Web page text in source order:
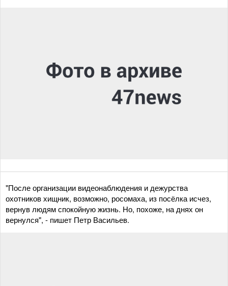
"После организации видеонаблюдения и дежурства
охотников хищник, возможно, росомаха, из посёлка исчез,
вернув людям спокойную жизнь. Но, похоже, на днях он
вернулся", - пишет Петр Васильев.